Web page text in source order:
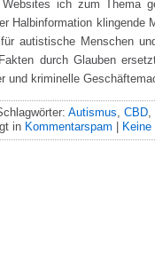
ich zum Thema
Halbinformation klingende
autistische Menschen
durch Glauben
und kriminelle
Autismus, CBD,
in Kommentarspam